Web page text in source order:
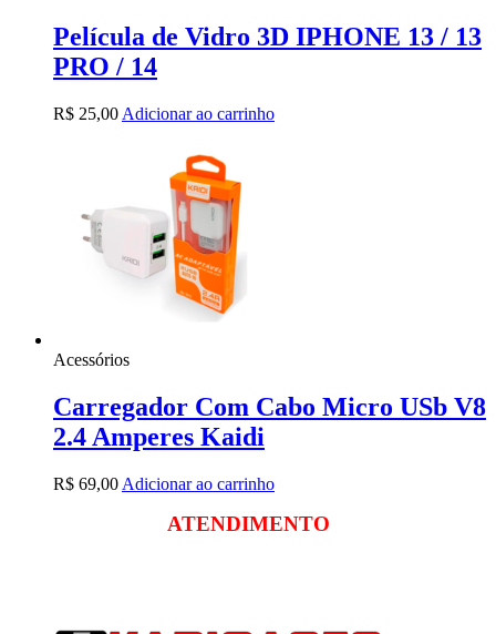
Película de Vidro 3D IPHONE 13 / 13
PRO / 14
R$ 25,00 Adicionar ao carrinho
Acessórios
Carregador Com Cabo Micro USb V8
2.4 Amperes Kaidi
R$ 69,00 Adicionar ao carrinho
ATENDIMENTO